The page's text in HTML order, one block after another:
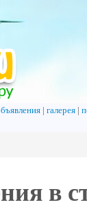
галерея
в